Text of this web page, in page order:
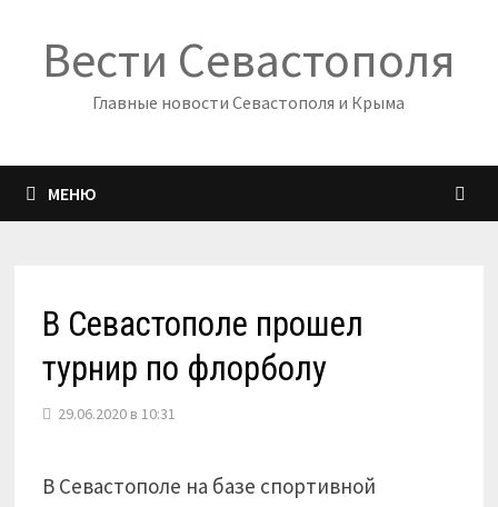
содержимому
Вести Севастополя
Главные новости Севастополя и Крыма
МЕНЮ
В Севастополе прошел
турнир по флорболу
29.06.2020 в 10:31
В Севастополе на базе спортивной